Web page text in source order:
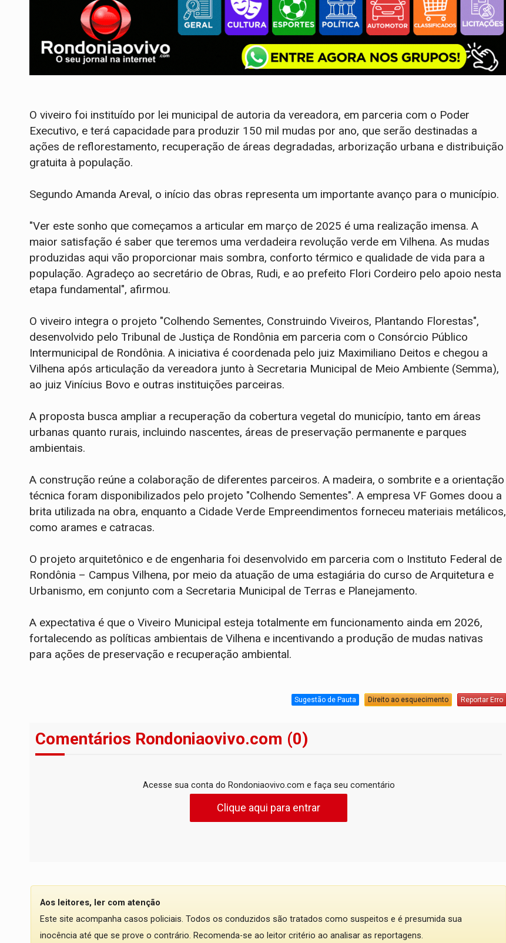
O viveiro foi instituído por lei municipal de autoria da vereadora, em parceria com o Poder
Executivo, e terá capacidade para produzir 150 mil mudas por ano, que serão destinadas a
ações de reflorestamento, recuperação de áreas degradadas, arborização urbana e distribuição
gratuita à população.
Segundo Amanda Areval, o início das obras representa um importante avanço para o município.
"Ver este sonho que começamos a articular em março de 2025 é uma realização imensa. A
maior satisfação é saber que teremos uma verdadeira revolução verde em Vilhena. As mudas
produzidas aqui vão proporcionar mais sombra, conforto térmico e qualidade de vida para a
população. Agradeço ao secretário de Obras, Rudi, e ao prefeito Flori Cordeiro pelo apoio nesta
etapa fundamental", afirmou.
O viveiro integra o projeto "Colhendo Sementes, Construindo Viveiros, Plantando Florestas",
desenvolvido pelo Tribunal de Justiça de Rondônia em parceria com o Consórcio Público
Intermunicipal de Rondônia. A iniciativa é coordenada pelo juiz Maximiliano Deitos e chegou a
Vilhena após articulação da vereadora junto à Secretaria Municipal de Meio Ambiente (Semma),
ao juiz Vinícius Bovo e outras instituições parceiras.
A proposta busca ampliar a recuperação da cobertura vegetal do município, tanto em áreas
urbanas quanto rurais, incluindo nascentes, áreas de preservação permanente e parques
ambientais.
A construção reúne a colaboração de diferentes parceiros. A madeira, o sombrite e a orientação
técnica foram disponibilizados pelo projeto "Colhendo Sementes". A empresa VF Gomes doou a
brita utilizada na obra, enquanto a Cidade Verde Empreendimentos forneceu materiais metálicos,
como arames e catracas.
O projeto arquitetônico e de engenharia foi desenvolvido em parceria com o Instituto Federal de
Rondônia – Campus Vilhena, por meio da atuação de uma estagiária do curso de Arquitetura e
Urbanismo, em conjunto com a Secretaria Municipal de Terras e Planejamento.
A expectativa é que o Viveiro Municipal esteja totalmente em funcionamento ainda em 2026,
fortalecendo as políticas ambientais de Vilhena e incentivando a produção de mudas nativas
para ações de preservação e recuperação ambiental.
Sugestão de Pauta Direito ao esquecimento Reportar Erro
Comentários Rondoniaovivo.com (0)
Acesse sua conta do Rondoniaovivo.com e faça seu comentário
Clique aqui para entrar
Aos leitores, ler com atenção
Este site acompanha casos policiais. Todos os conduzidos são tratados como suspeitos e é presumida sua
inocência até que se prove o contrário. Recomenda-se ao leitor critério ao analisar as reportagens.